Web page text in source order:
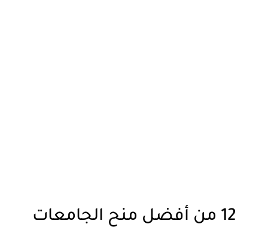
12 من أفضل منح الجامعات